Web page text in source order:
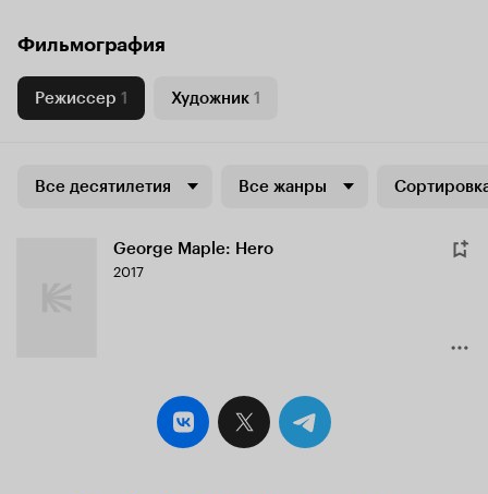
Фильмография
Режиссер 1 Художник 1
Все десятилетия Все жанры
George Maple: Hero
2017